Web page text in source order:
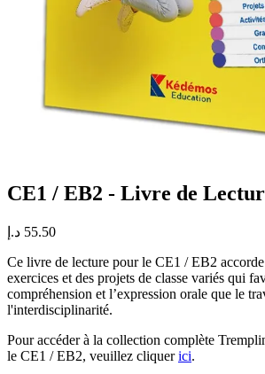
CE1 / EB2 - Livre de
55.50 د.إ
Ce livre de lecture pour le CE1 / EB2
exercices et des projets de classe variés qui
compréhension et l’expression orale que le
l'interdisciplinarité.
Pour accéder à la collection complète
le CE1 / EB2, veuillez cliquerici.